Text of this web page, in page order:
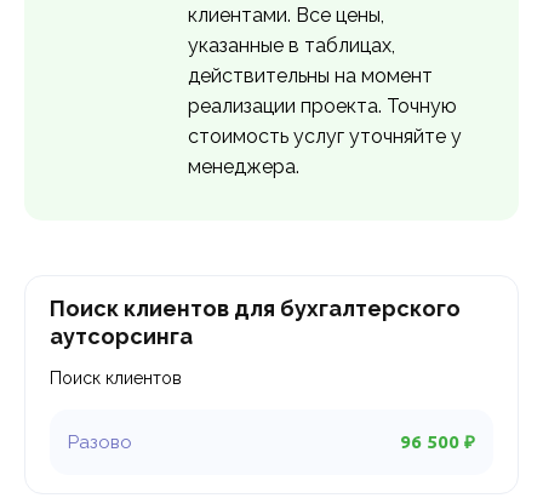
клиентами. Все цены,
указанные в таблицах,
действительны на момент
реализации проекта. Точную
стоимость услуг уточняйте у
менеджера.
96 500 ₽
Поиск клиентов для бухгалтерского
аутсорсинга
Поиск клиентов